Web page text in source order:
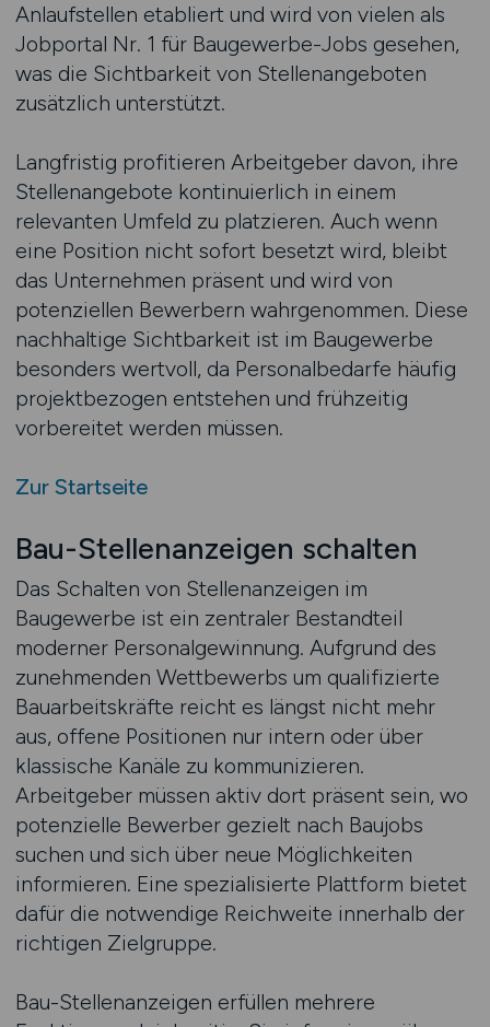
Anlaufstellen etabliert und wird von vielen als
Jobportal Nr. 1 für Baugewerbe-Jobs gesehen,
was die Sichtbarkeit von Stellenangeboten
zusätzlich unterstützt.
Langfristig profitieren Arbeitgeber davon, ihre
Stellenangebote kontinuierlich in einem
relevanten Umfeld zu platzieren. Auch wenn
eine Position nicht sofort besetzt wird, bleibt
das Unternehmen präsent und wird von
potenziellen Bewerbern wahrgenommen. Diese
nachhaltige Sichtbarkeit ist im Baugewerbe
besonders wertvoll, da Personalbedarfe häufig
projektbezogen entstehen und frühzeitig
vorbereitet werden müssen.
Zur Startseite
Bau-Stellenanzeigen schalten
Das Schalten von Stellenanzeigen im
Baugewerbe ist ein zentraler Bestandteil
moderner Personalgewinnung. Aufgrund des
zunehmenden Wettbewerbs um qualifizierte
Bauarbeitskräfte reicht es längst nicht mehr
aus, offene Positionen nur intern oder über
klassische Kanäle zu kommunizieren.
Arbeitgeber müssen aktiv dort präsent sein, wo
potenzielle Bewerber gezielt nach Baujobs
suchen und sich über neue Möglichkeiten
informieren. Eine spezialisierte Plattform bietet
dafür die notwendige Reichweite innerhalb der
richtigen Zielgruppe.
Bau-Stellenanzeigen erfüllen mehrere